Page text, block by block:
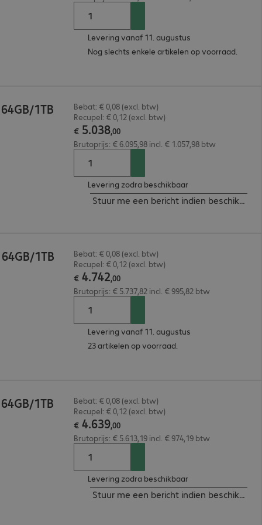
Levering vanaf 11. augustus
Nog slechts enkele artikelen op voorraad.
1TB
Bebat: € 0,08 (excl. btw)
Recupel: € 0,12 (excl. btw)
€ 5.038,00
Brutoprijs: € 6.095,98 incl. € 1.057,98 btw
Levering zodra beschikbaar
Stuur me een bericht indien beschikbaar
1TB
Bebat: € 0,08 (excl. btw)
Recupel: € 0,12 (excl. btw)
€ 4.742,00
Brutoprijs: € 5.737,82 incl. € 995,82 btw
Levering vanaf 11. augustus
23 artikelen op voorraad.
1TB
Bebat: € 0,08 (excl. btw)
Recupel: € 0,12 (excl. btw)
€ 4.639,00
Brutoprijs: € 5.613,19 incl. € 974,19 btw
Levering zodra beschikbaar
Stuur me een bericht indien beschikbaar